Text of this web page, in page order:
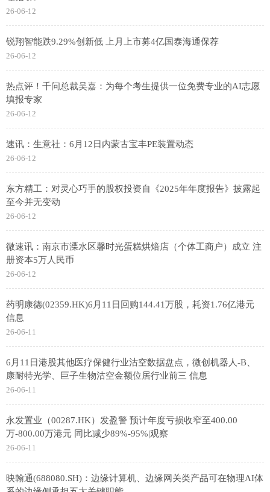
26-06-12
锐翔智能跌9.29%创新低 上月上市募4亿国泰海通保荐
26-06-12
热点评！千问总裁吴嘉：为每个考生提供一位免费专业的AI志愿
填报专家
26-06-12
速讯：生意社：6月12日内蒙古宝丰PE装置动态
26-06-12
东方精工：对灵心巧手的股权投资自《2025年年度报告》披露起
至今并无变动
26-06-12
微速讯：南京市溧水区馨时光蛋糕烘焙店（个体工商户）成立 注
册资本5万人民币
26-06-12
药明康德(02359.HK)6月11日回购144.41万股，耗资1.76亿港元
信息
26-06-11
6月11日港股其他医疗保健行业沽空数据盘点，微创机器人-B、
康耐特光学、巨子生物沽空金额位居行业前三 信息
26-06-11
永发置业（00287.HK）发盈警 预计年度亏损收窄至400.00
万-800.00万港元 同比减少89%-95%|观察
26-06-11
映翰通(688080.SH)：边缘计算机、边缘网关类产品可在物理AI体